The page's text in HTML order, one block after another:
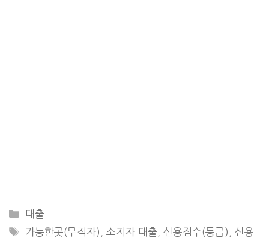
CATEGORIES
대출
TAGS
가능한곳(무직자) 소지자 대출 ,신용점수(등급) ,신용